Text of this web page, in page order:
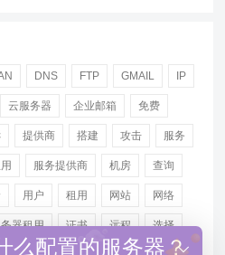
DNS FTP GMAIL IP
云服务器 企业邮箱 免费
提供商 搭建 攻击 服务
服务提供商 机房 查询
用户 租用 网站 网络
器租用 证书 远程 选择
么配置的服务器？